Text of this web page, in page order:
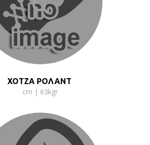
ΧΟΤΖΑ ΡΟΛΑΝΤ
cm | 63kgr